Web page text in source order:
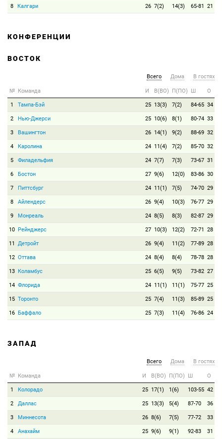
8 Калгари 26 7(2) 14(3) 65-81 21
КОНФЕРЕНЦИИ
ВОСТОК
Всего Дома В гостях
№ Команда И В(ВО) П(ПО) Ш О
1 Тампа-Бэй 25 13(3) 7(2) 84-65 34
2 Нью-Джерси 25 10(6) 8(1) 80-74 33
3 Вашингтон 26 14(1) 9(2) 88-69 32
4 Каролина 24 11(4) 7(2) 85-70 32
5 Филадельфия 24 7(7) 7(3) 73-67 31
6 Бостон 27 9(6) 12(0) 83-86 30
7 Питтсбург 24 11(1) 7(5) 74-70 29
8 Айлендерс 26 9(4) 10(3) 76-77 29
9 Монреаль 24 8(5) 8(3) 82-87 29
10 Рейнджерс 27 10(3) 12(2) 72-71 28
11 Детройт 26 9(4) 11(2) 77-89 28
12 Оттава 24 8(4) 8(4) 78-78 28
13 Коламбус 25 6(5) 9(5) 73-82 27
14 Флорида 24 11(1) 11(1) 75-77 25
15 Торонто 25 7(4) 11(3) 85-89 25
16 Баффало 25 7(3) 11(4) 76-86 24
ЗАПАД
Всего Дома В гостях
№ Команда И В(ВО) П(ПО) Ш О
1 Колорадо 25 17(1) 1(6) 103-55 42
2 Даллас 25 13(3) 5(4) 87-70 36
3 Миннесота 26 8(6) 7(5) 77-72 33
4 Анахайм 25 9(6) 9(1) 92-83 31